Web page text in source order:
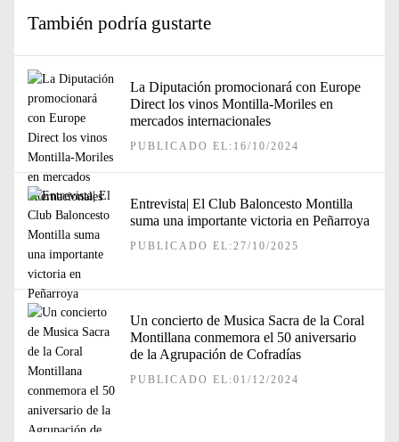
También podría gustarte
La Diputación promocionará con Europe
Direct los vinos Montilla-Moriles en
mercados internacionales
PUBLICADO EL:16/10/2024
Entrevista| El Club Baloncesto Montilla
suma una importante victoria en Peñarroya
PUBLICADO EL:27/10/2025
Un concierto de Musica Sacra de la Coral
Montillana conmemora el 50 aniversario
de la Agrupación de Cofradías
PUBLICADO EL:01/12/2024